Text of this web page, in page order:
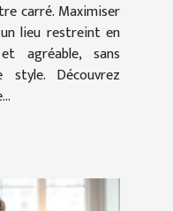
carré. Maximiser
lieu restreint en
agréable, sans
Découvrez